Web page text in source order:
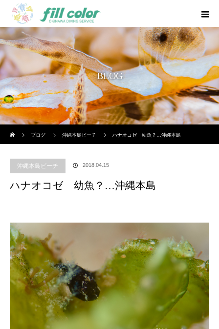
BLOG
ブログ
沖縄本島ビーチ ハナオコゼ 幼魚？…沖縄本島
沖縄本島ビーチ 2018.04.15
ハナオコゼ 幼魚？…沖縄本島